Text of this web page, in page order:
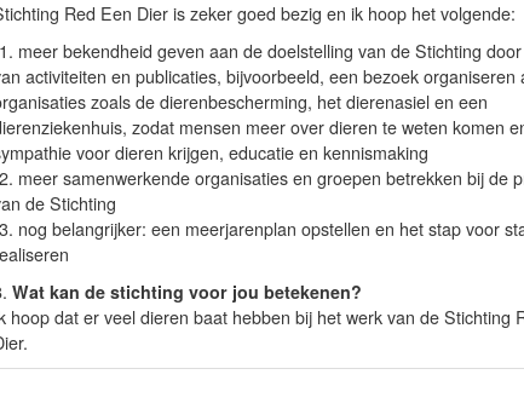
Red Een Dier is zeker goed bezig en ik hoop het volgende:
meer bekendheid geven aan de doelstelling van de Stichting
activiteiten en publicaties, bijvoorbeeld, een bezoek organiseren
zoals de dierenbescherming, het dierenasiel en een
zodat mensen meer over dieren te weten komen
voor dieren krijgen, educatie en kennismaking
meer samenwerkende organisaties en groepen betrekken bij de
de Stichting
nog belangrijker: een meerjarenplan opstellen en het stap voor
Wat kan de stichting voor jou betekenen?
hoop dat er veel dieren baat hebben bij het werk van de Stichting